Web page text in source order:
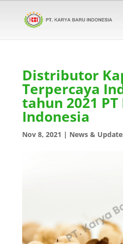
Distributor
Terpercaya
tahun 2021
Indonesia
Nov 8, 2021 | News &